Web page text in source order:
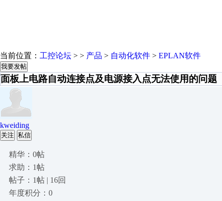
当前位置： 工控论坛 > > 产品 > 自动化软件 > EPLAN软件
我要发帖
面板上电路自动连接点及电源接入点无法使用的问题
kweiding
关注 私信
精华：0帖
求助：1帖
帖子：1帖 | 16回
年度积分：0